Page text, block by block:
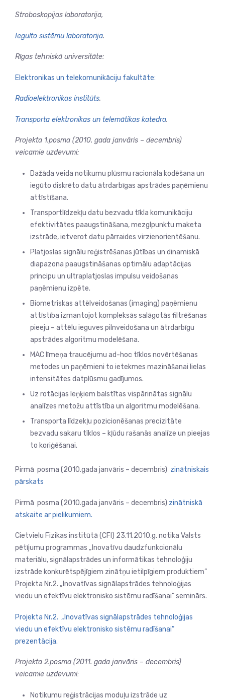
Stroboskopijas laboratorija,
Iegulto sistēmu laboratorija.
Rīgas tehniskā universitāte:
Elektronikas un telekomunikāciju fakultāte:
Radioelektronikas institūts,
Transporta elektronikas un telemātikas katedra.
Projekta 1.posma (2010. gada janvāris – decembris)
veicamie uzdevumi:
Dažāda veida notikumu plūsmu racionāla kodēšana un
iegūto diskrēto datu ātrdarbīgas apstrādes paņēmienu
attīstīšana.
Transportlīdzekļu datu bezvadu tīkla komunikāciju
efektivitātes paaugstināšana, mezglpunktu maketa
izstrāde, ietverot datu pārraides virzienorientēšanu.
Platjoslas signālu reģistrēšanas jūtības un dinamiskā
diapazona paaugstināšanas optimālu adaptācijas
principu un ultraplatjoslas impulsu veidošanas
paņēmienu izpēte.
Biometriskas attēlveidošanas (imaging) paņēmienu
attīstība izmantojot kompleksās salāgotās filtrēšanas
pieeju – attēlu ieguves pilnveidošana un ātrdarbīgu
apstrādes algoritmu modelēšana.
MAC līmeņa traucējumu ad-hoc tīklos novērtēšanas
metodes un paņēmieni to ietekmes mazināšanai lielas
intensitātes datplūsmu gadījumos.
Uz rotācijas leņķiem balstītas vispārinātas signālu
analīzes metožu attīstība un algoritmu modelēšana.
Transporta līdzekļu pozicionēšanas precizitāte
bezvadu sakaru tīklos – kļūdu rašanās analīze un pieejas
to koriģēšanai.
Pirmā posma (2010.gada janvāris – decembris) zinātniskais
pārskats
Pirmā posma (2010.gada janvāris – decembris) zinātniskā
atskaite ar pielikumiem.
Cietvielu Fizikas institūtā (CFI) 23.11.2010.g. notika Valsts
pētījumu programmas „Inovatīvu daudzfunkcionālu
materiālu, signālapstrādes un informātikas tehnoloģiju
izstrāde konkurētspējīgiem zinātņu ietilpīgiem produktiem”
Projekta Nr.2. „Inovatīvas signālapstrādes tehnoloģijas
viedu un efektīvu elektronisko sistēmu radīšanai” seminārs.
Projekta Nr.2. „Inovatīvas signālapstrādes tehnoloģijas
viedu un efektīvu elektronisko sistēmu radīšanai”
prezentācija.
Projekta 2.posma (2011. gada janvāris – decembris)
veicamie uzdevumi:
Notikumu reģistrācijas moduļu izstrāde uz